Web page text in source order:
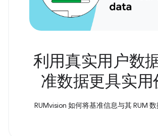
利用真实用户数
准数据更具实用
RUMvision 如何将基准信息与其 RUM 数